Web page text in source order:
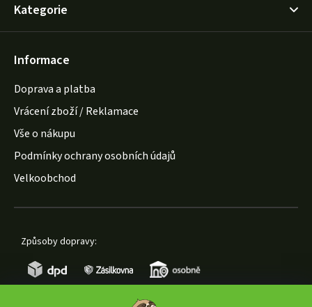
Kategorie
Informace
Doprava a platba
Vrácení zboží / Reklamace
Vše o nákupu
Podmínky ochrany osobních údajů
Velkoobchod
Způsoby dopravy: